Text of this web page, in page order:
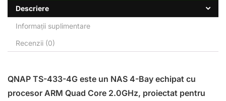
Descriere
Informații suplimentare
Recenzii (0)
QNAP TS-433-4G este un NAS 4-Bay echipat cu
procesor ARM Quad Core 2.0GHz, proiectat pentru